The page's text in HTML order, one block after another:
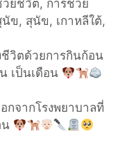
วยชีวิต, การช่วย
นัข, สุนัข, เกาหลีใต้,
วิตด้วยการกินก้อน
เป็นเดือน
กจากโรงพยาบาลที่
น